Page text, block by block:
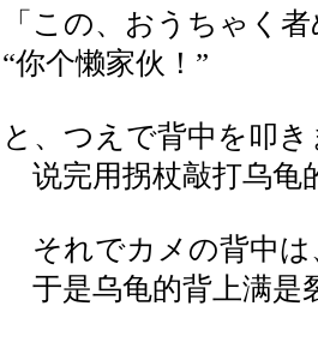
「この、おうちゃく
“你个懒家伙！”
と、つえで背中を叩
说完用拐杖敲打乌龟
それでカメの背中は
于是乌龟的背上满是